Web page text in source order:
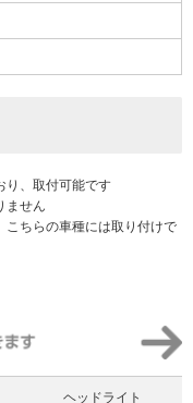
り、取付可能です
ません
こちらの車種には取り付けで
ヘッドライト